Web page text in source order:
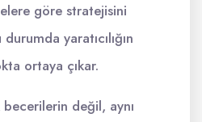
göre stratejisini
yaratıcılığın
ortaya çıkar.
değil, aynı